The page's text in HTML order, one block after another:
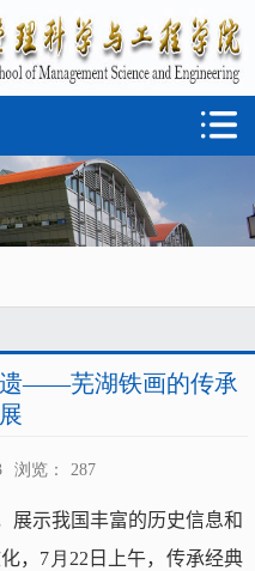
遗——芜湖铁画的传承
浏览： 287
展示我国丰富的历史信息和
， 7月 22日上午，传承经典